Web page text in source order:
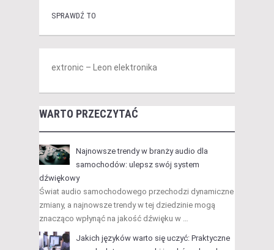
SPRAWDŹ TO
extronic – Leon elektronika
WARTO PRZECZYTAĆ
Najnowsze trendy w branży audio dla
samochodów: ulepsz swój system
dźwiękowy
Świat audio samochodowego przechodzi dynamiczne
zmiany, a najnowsze trendy w tej dziedzinie mogą
znacząco wpłynąć na jakość dźwięku w …
Jakich języków warto się uczyć: Praktyczne